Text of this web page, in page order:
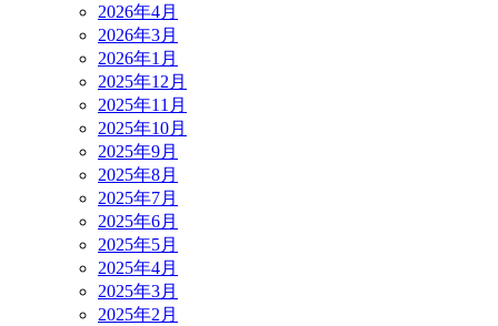
2026年4月
2026年3月
2026年1月
2025年12月
2025年11月
2025年10月
2025年9月
2025年8月
2025年7月
2025年6月
2025年5月
2025年4月
2025年3月
2025年2月